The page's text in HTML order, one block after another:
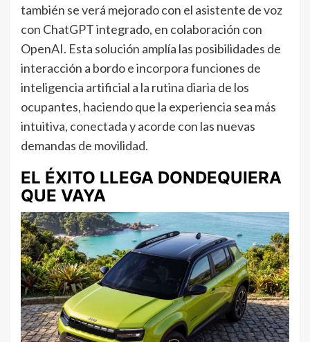
también se verá mejorado con el asistente de voz
con ChatGPT integrado, en colaboración con
OpenAI. Esta solución amplía las posibilidades de
interacción a bordo e incorpora funciones de
inteligencia artificial a la rutina diaria de los
ocupantes, haciendo que la experiencia sea más
intuitiva, conectada y acorde con las nuevas
demandas de movilidad.
EL ÉXITO LLEGA DONDEQUIERA
QUE VAYA